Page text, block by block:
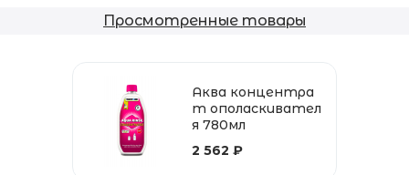
Просмотренные товары
Аква концентра
т ополаскивател
я 780мл
2 562 ₽